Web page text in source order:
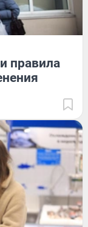
правила